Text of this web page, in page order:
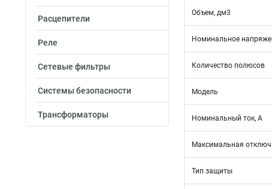
Расцепители
Реле
Сетевые фильтры
Системы безопасности
Трансформаторы
Объем, дм3
Номинальное
Количество полюсов
Модель
Номинальный ток, А
Максимальная
Тип защиты